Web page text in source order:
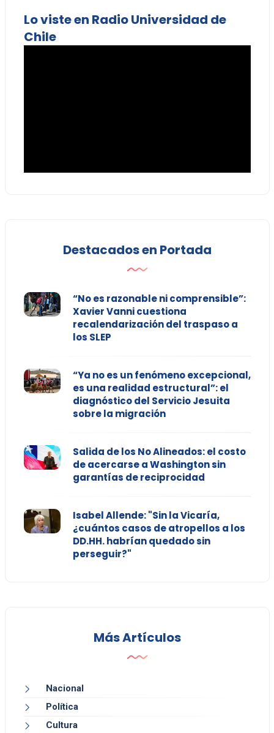
Lo viste en Radio Universidad de
Chile
Destacados en Portada
“No es razonable ni comprensible”:
Xavier Vanni cuestiona
recalendarización del traspaso a
los SLEP
“Ya no es un fenómeno excepcional,
es una realidad estructural”: el
diagnóstico del Servicio Jesuita
sobre la migración
Salida de los No Alineados: el costo
de acercarse a Washington sin
garantías de reciprocidad
Isabel Allende: "Sin la Vicaría,
¿cuántos casos de atropellos a los
DD.HH. habrían quedado sin
perseguir?"
Más Artículos
Nacional
Política
Cultura